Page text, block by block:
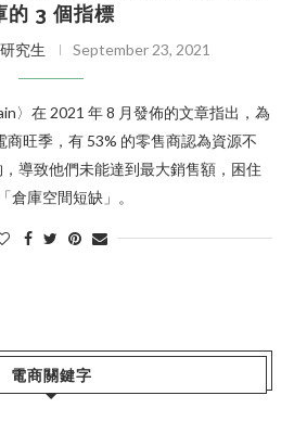
的 3 個指標
究生 September 23, 2021
〉在 2021 年 8 月發佈的文章指出，為
商旺季，有 53% 的零售商認為資源不
導致他們未能達到最大銷售額，困住
倉庫空間短缺」。
電商關鍵字